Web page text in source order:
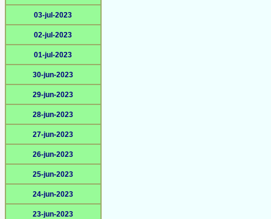
03-jul-2023
02-jul-2023
01-jul-2023
30-jun-2023
29-jun-2023
28-jun-2023
27-jun-2023
26-jun-2023
25-jun-2023
24-jun-2023
23-jun-2023